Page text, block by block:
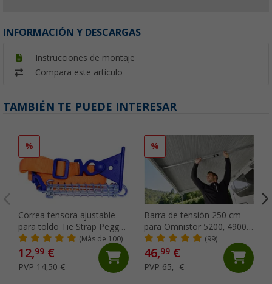
INFORMACIÓN Y DESCARGAS
Instrucciones de montaje
Compara este artículo
TAMBIÉN TE PUEDE INTERESAR
%
Correa tensora ajustable
para toldo Tie Strap Peggy
Peg
(Más de 100)
12,99 €
PVP 14,50 €
%
Barra de tensión 250 cm
para Omnistor 5200, 4900,
5003, 5002 Tension Rafter
G2 Thule
(99)
46,99€
PVP 65,- €